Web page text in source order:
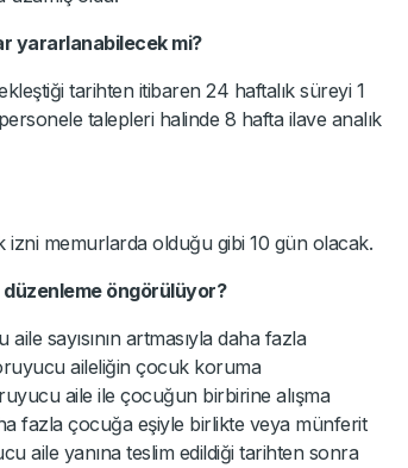
yararlanabilecek mi?
tarihten itibaren 24 haftalık süreyi 1
talepleri halinde 8 hafta ilave analık
izni memurlarda olduğu gibi 10 gün olacak.
öngörülüyor?
sayısının artmasıyla daha fazla
aileliğin çocuk koruma
aile ile çocuğun birbirine alışma
fazla çocuğa eşiyle birlikte veya münferit
aile yanına teslim edildiği tarihten sonra